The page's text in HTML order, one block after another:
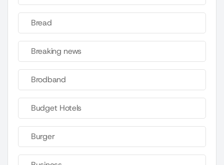
Bread
Breaking news
Brodband
Budget Hotels
Burger